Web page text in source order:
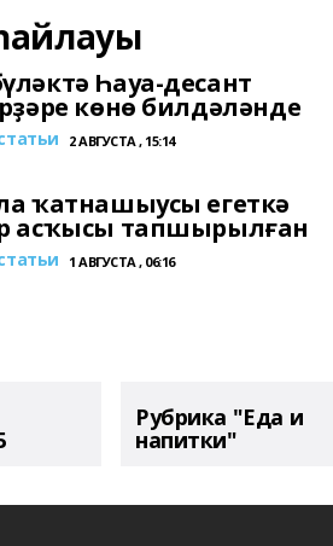
Һауа-десант
көнө билдәләнде
2 АВГУСТА , 15:14
ҡатнашыусы егеткә
асҡысы тапшырылған
1 АВГУСТА , 06:16
Рубрика "Еда и
напитки"